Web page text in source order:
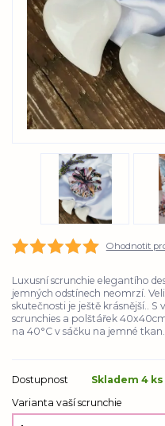
Ohodnotit
Luxusní scrunchie elegantího
jemných odstínech neomrzí.
skutečnosti je ještě krásnější..
scrunchies a polštářek
na 40°C v sáčku na jemné
Dostupnost
Skladem 4 ks
Varianta vaší scrunchie